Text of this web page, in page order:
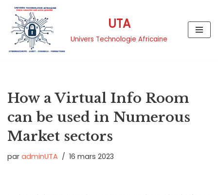
Aller
contenu
UTA
Univers Technologie Africaine
How a Virtual Info Room
can be used in Numerous
Market sectors
par adminUTA 16 mars 2023